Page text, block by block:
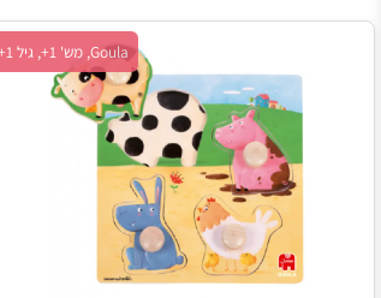
Goula, מש' 1+, גיל 1+